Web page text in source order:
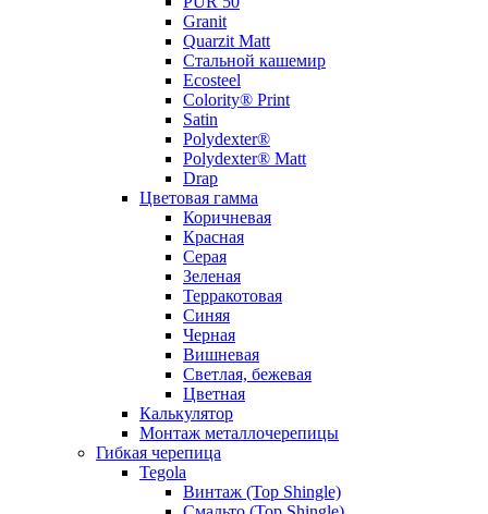
Granit
Quarzit Matt
Стальной кашемир
Ecosteel
Colority® Print
Satin
Polydexter®
Polydexter® Matt
Drap
Цветовая гамма
Коричневая
Красная
Серая
Зеленая
Терракотовая
Синяя
Черная
Вишневая
Светлая, бежевая
Цветная
Калькулятор
Монтаж металлочерепицы
Гибкая черепица
Tegola
Винтаж (Top Shingle)